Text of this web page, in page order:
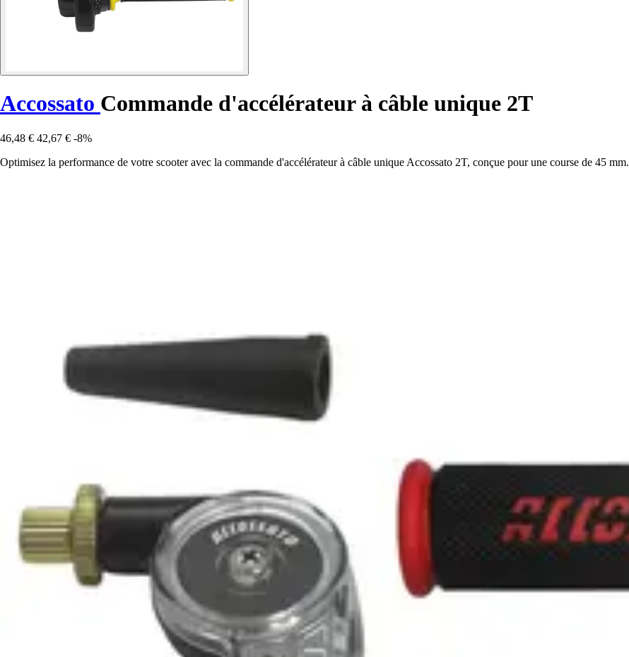
Accossato Commande d'accélérateur à câble unique 2T
46,48 € 42,67 € -8%
Optimisez la performance de votre scooter avec la commande d'accélérateur à câble unique Accossato 2T, conçue pour une course de 45 mm.